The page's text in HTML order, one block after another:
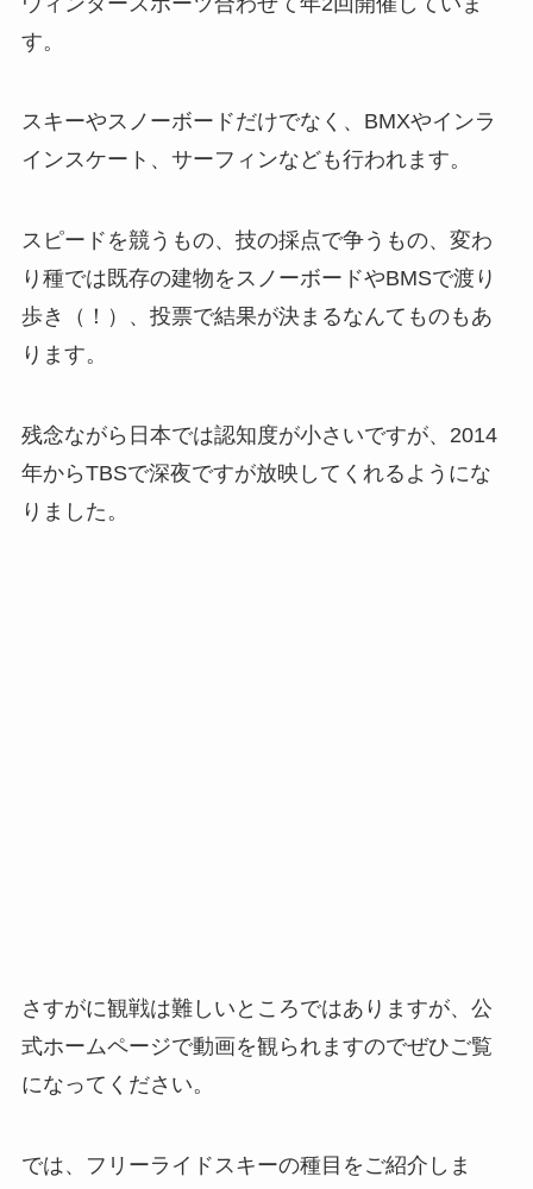
す。
スキーやスノーボードだけでなく、BMXやインラ
インスケート、サーフィンなども行われます。
スピードを競うもの、技の採点で争うもの、変わ
り種では既存の建物をスノーボードやBMSで渡り
歩き（！）、投票で結果が決まるなんてものもあ
ります。
残念ながら日本では認知度が小さいですが、2014
年からTBSで深夜ですが放映してくれるようにな
りました。
さすがに観戦は難しいところではありますが、公
式ホームページで動画を観られますのでぜひご覧
になってください。
では、フリーライドスキーの種目をご紹介しま